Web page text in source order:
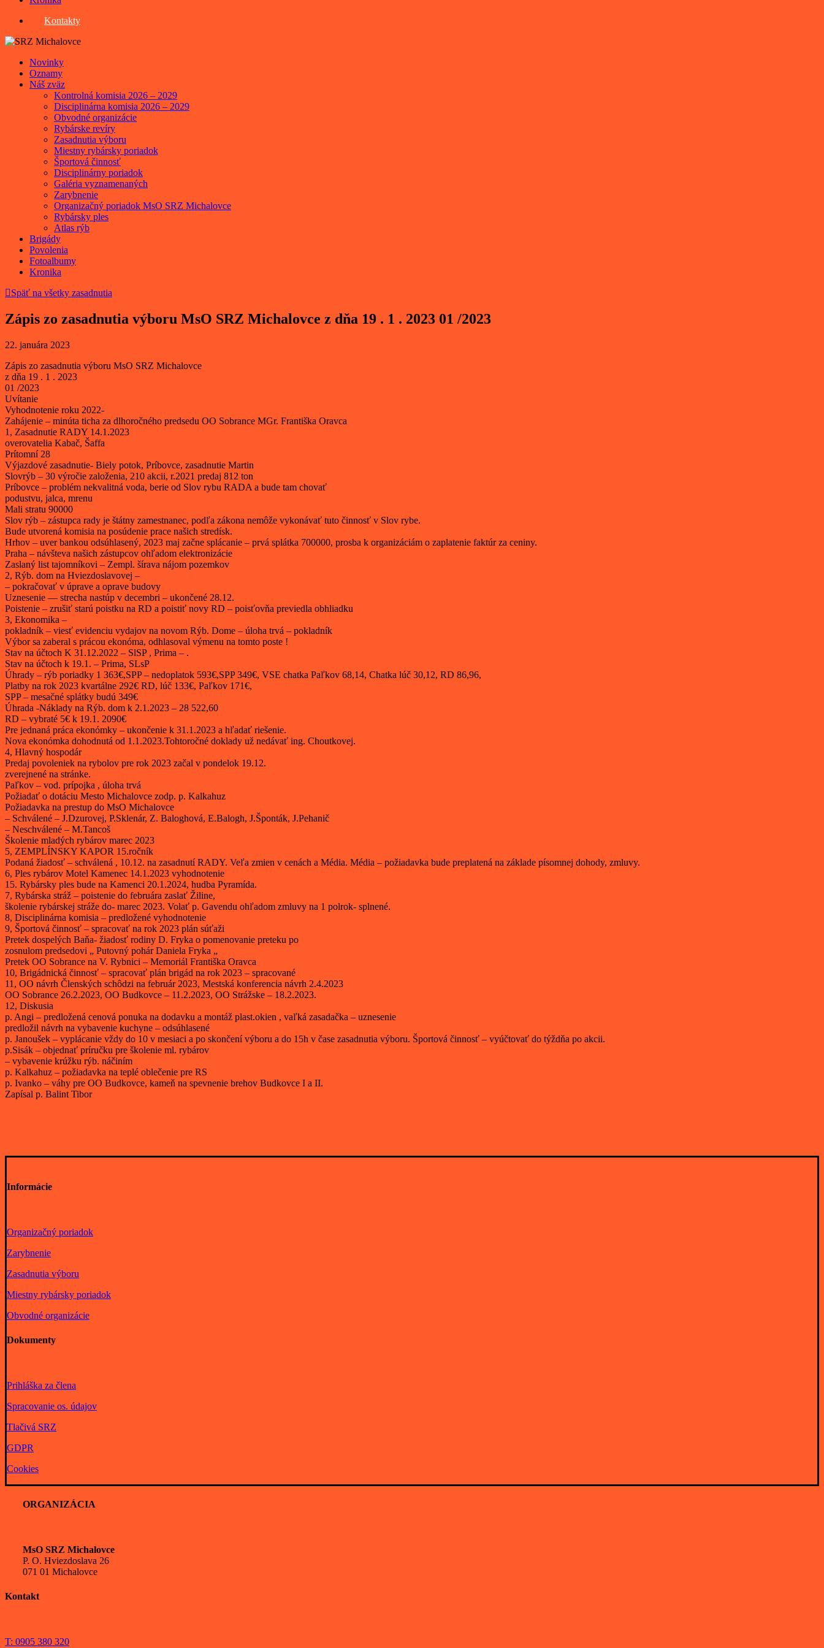
Kontakty
Novinky
Oznamy
Náš zväz
Kontrolná komisia 2026 – 2029
Disciplinárna komisia 2026 – 2029
Obvodné organizácie
Rybárske revíry
Zasadnutia výboru
Miestny rybársky poriadok
Športová činnosť
Disciplinárny poriadok
Galéria vyznamenaných
Zarybnenie
Organizačný poriadok MsO SRZ Michalovce
Rybársky ples
Atlas rýb
Brigády
Povolenia
Fotoalbumy
Kronika
Späť na všetky zasadnutia
Zápis zo zasadnutia výboru MsO SRZ Michalovce z dňa 19 . 1 . 2023 01 /2023
22. januára 2023
Zápis zo zasadnutia výboru MsO SRZ Michalovce
z dňa 19 . 1 . 2023
01 /2023
Uvítanie
Vyhodnotenie roku 2022-
Zahájenie – minúta ticha za dlhoročného predsedu OO Sobrance MGr. Františka Oravca
1, Zasadnutie RADY 14.1.2023
overovatelia Kabač, Šaffa
Prítomní 28
Výjazdové zasadnutie- Biely potok, Príbovce, zasadnutie Martin
Slovrýb – 30 výročie založenia, 210 akcii, r.2021 predaj 812 ton
Príbovce – problém nekvalitná voda, berie od Slov rybu RADA a bude tam chovať
podustvu, jalca, mrenu
Mali stratu 90000
Slov rýb – zástupca rady je štátny zamestnanec, podľa zákona nemôže vykonávať tuto činnosť v Slov rybe.
Bude utvorená komisia na posúdenie prace našich stredísk.
Hrhov – uver bankou odsúhlasený, 2023 maj začne splácanie – prvá splátka 700000, prosba k organizáciám o zaplatenie faktúr za ceniny.
Praha – návšteva našich zástupcov ohľadom elektronizácie
Zaslaný list tajomníkovi – Zempl. šírava nájom pozemkov
2, Rýb. dom na Hviezdoslavovej –
– pokračovať v úprave a oprave budovy
Uznesenie — strecha nastúp v decembri – ukončené 28.12.
Poistenie – zrušiť starú poistku na RD a poistiť novy RD – poisťovňa previedla obhliadku
3, Ekonomika –
pokladník – viesť evidenciu vydajov na novom Rýb. Dome – úloha trvá – pokladník
Výbor sa zaberal s prácou ekonóma, odhlasoval výmenu na tomto poste !
Stav na účtoch K 31.12.2022 – SlSP , Prima – .
Stav na účtoch k 19.1. – Prima, SLsP
Úhrady – rýb poriadky 1 363€,SPP – nedoplatok 593€,SPP 349€, VSE chatka Paľkov 68,14, Chatka lúč 30,12, RD 86,96,
Platby na rok 2023 kvartálne 292€ RD, lúč 133€, Paľkov 171€,
SPP – mesačné splátky budú 349€
Úhrada -Náklady na Rýb. dom k 2.1.2023 – 28 522,60
RD – vybraté 5€ k 19.1. 2090€
Pre jednaná práca ekonómky – ukončenie k 31.1.2023 a hľadať riešenie.
Nova ekonómka dohodnutá od 1.1.2023.Tohtoročné doklady už nedávať ing. Choutkovej.
4, Hlavný hospodár
Predaj povoleniek na rybolov pre rok 2023 začal v pondelok 19.12.
zverejnené na stránke.
Paľkov – vod. prípojka , úloha trvá
Požiadať o dotáciu Mesto Michalovce zodp. p. Kalkahuz
Požiadavka na prestup do MsO Michalovce
– Schválené – J.Dzurovej, P.Sklenár, Z. Baloghová, E.Balogh, J.Šponták, J.Pehanič
– Neschválené – M.Tancoš
Školenie mladých rybárov marec 2023
5, ZEMPLÍNSKY KAPOR 15.ročník
Podaná žiadosť – schválená , 10.12. na zasadnutí RADY. Veľa zmien v cenách a Média. Média – požiadavka bude preplatená na základe písomnej dohody, zmluvy.
6, Ples rybárov Motel Kamenec 14.1.2023 vyhodnotenie
15. Rybársky ples bude na Kamenci 20.1.2024, hudba Pyramída.
7, Rybárska stráž – poistenie do februára zaslať Žiline,
školenie rybárskej stráže do- marec 2023. Volať p. Gavendu ohľadom zmluvy na 1 polrok- splnené.
8, Disciplinárna komisia – predložené vyhodnotenie
9, Športová činnosť – spracovať na rok 2023 plán súťaži
Pretek dospelých Baňa- žiadosť rodiny D. Fryka o pomenovanie preteku po
zosnulom predsedovi „ Putovný pohár Daniela Fryka „
Pretek OO Sobrance na V. Rybnici – Memoriál Františka Oravca
10, Brigádnická činnosť – spracovať plán brigád na rok 2023 – spracované
11, OO návrh Členských schôdzi na február 2023, Mestská konferencia návrh 2.4.2023
OO Sobrance 26.2.2023, OO Budkovce – 11.2.2023, OO Strážske – 18.2.2023.
12, Diskusia
p. Angi – predložená cenová ponuka na dodavku a montáž plast.okien , vaľká zasadačka – uznesenie
predložil návrh na vybavenie kuchyne – odsúhlasené
p. Janoušek – vyplácanie vždy do 10 v mesiaci a po skončení výboru a do 15h v čase zasadnutia výboru. Športová činnosť – vyúčtovať do týždňa po akcii.
p.Sisák – objednať príručku pre školenie ml. rybárov
– vybavenie krúžku rýb. náčiním
p. Kalkahuz – požiadavka na teplé oblečenie pre RS
p. Ivanko – váhy pre OO Budkovce, kameň na spevnenie brehov Budkovce I a II.
Zapísal p. Balint Tibor
Informácie
Organizačný poriadok
Zarybnenie
Zasadnutia výboru
Miestny rybársky poriadok
Obvodné organizácie
Dokumenty
Prihláška za člena
Spracovanie os. údajov
Tlačivá SRZ
GDPR
Cookies
ORGANIZÁCIA
MsO SRZ Michalovce
P. O. Hviezdoslava 26
071 01 Michalovce
Kontakt
T: 0905 380 320